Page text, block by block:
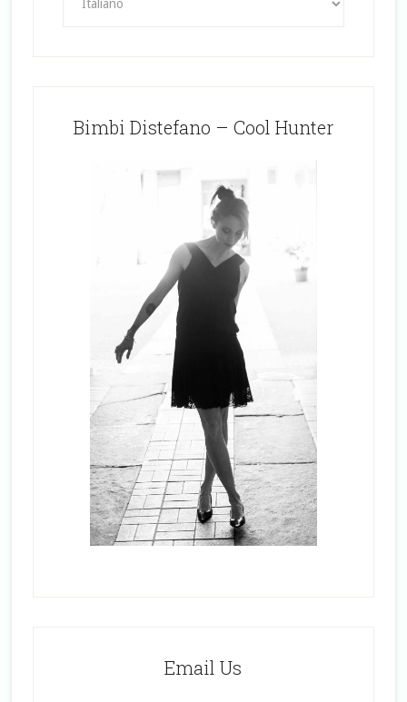
Bimbi Distefano – Cool Hunter
Email Us